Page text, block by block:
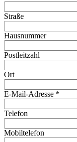
Straße
Hausnummer
Postleitzahl
Ort
E-Mail-Adresse *
Telefon
Mobiltelefon